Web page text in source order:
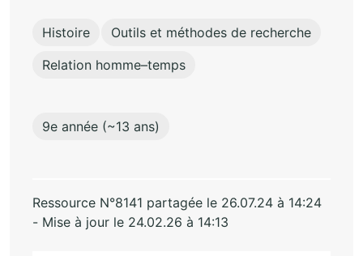
Histoire
Outils et méthodes de recherche
Relation homme–temps
9e année (~13 ans)
Ressource N°8141 partagée le 26.07.24 à 14:24
- Mise à jour le 24.02.26 à 14:13